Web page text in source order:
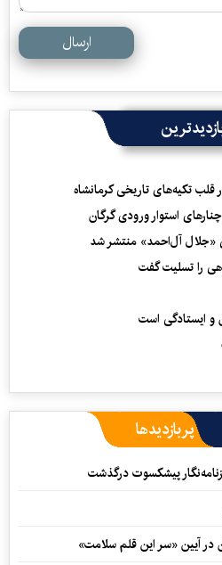
ارسال
قلب تکیه‌های تاریخی کرمانشاه
استوار ورودی گرگان
«جلال آل‌احمد» منتشر شد
را تسلیت گفت
و ایستادگی است
پربازدیدها
پیشکسوت درگذشت